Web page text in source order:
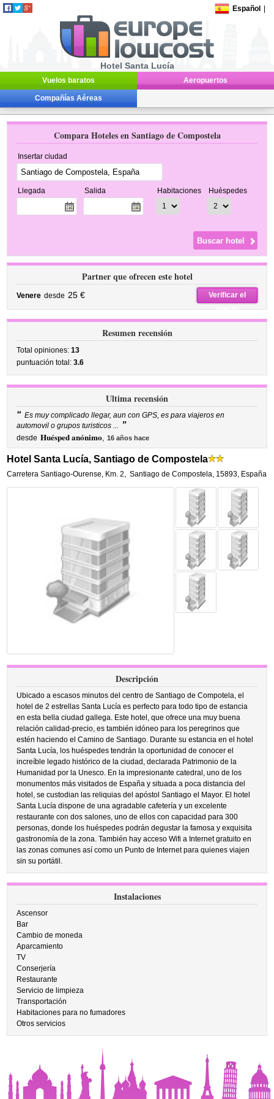
Español
Hotel Santa Lucía
Vuelos baratos Aeropuertos
Compañías Aéreas
Compara Hoteles en Santiago de Compostela
Insertar ciudad
Llegada Salida Habitaciones Huéspedes
Partner que ofrecen este hotel
Venere desde 25 €
Verificar el
precio
Resumen recensión
Total opiniones:13
puntuación total:3.6
Ultima recensión
“ Es muy complicado llegar, aun con GPS, es para viajeros en
automovil o grupos turisticos ... ”
desde Huésped anónimo, 16 años hace
Hotel Santa Lucía, Santiago de Compostela
Carretera Santiago-Ourense, Km. 2, Santiago de Compostela, 15893, España
Descripción
Ubicado a escasos minutos del centro de Santiago de Compotela, el
hotel de 2 estrellas Santa Lucía es perfecto para todo tipo de estancia
en esta bella ciudad gallega. Este hotel, que ofrece una muy buena
relación calidad-precio, es también idóneo para los peregrinos que
estén haciendo el Camino de Santiago. Durante su estancia en el hotel
Santa Lucía, los huéspedes tendrán la oportunidad de conocer el
increíble legado histórico de la ciudad, declarada Patrimonio de la
Humanidad por la Unesco. En la impresionante catedral, uno de los
monumentos más visitados de España y situada a poca distancia del
hotel, se custodian las reliquias del apóstol Santiago el Mayor. El hotel
Santa Lucía dispone de una agradable cafetería y un excelente
restaurante con dos salones, uno de ellos con capacidad para 300
personas, donde los huéspedes podrán degustar la famosa y exquisita
gastronomía de la zona. También hay acceso Wifi a Internet gratuito en
las zonas comunes así como un Punto de Internet para quienes viajen
sin su portátil.
Instalaciones
Ascensor
Bar
Cambio de moneda
Aparcamiento
TV
Conserjería
Restaurante
Servicio de limpieza
Transportación
Habitaciones para no fumadores
Otros servicios